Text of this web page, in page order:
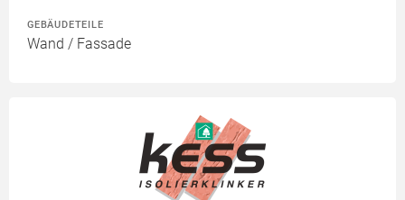
GEBÄUDETEILE
Wand / Fassade